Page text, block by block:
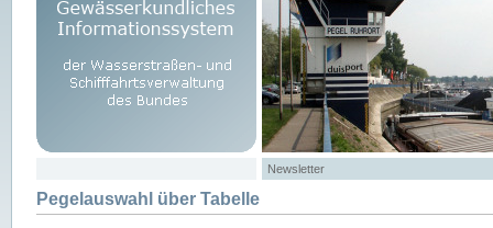
Newsletter
Pegelauswahl über Tabelle